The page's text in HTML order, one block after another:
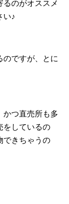
のがオススメ
い♪
のですが、とに
かつ直売所も多
をしているの
できちゃうの